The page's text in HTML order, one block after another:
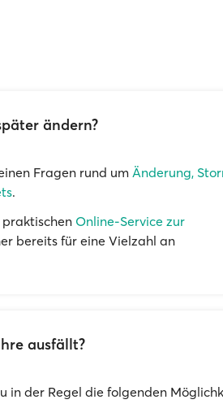
ändern?
Fragen rund um Änderung,
.
praktischen Online-Service zur
bereits für eine Vielzahl an
ausfällt?
in der Regel die folgenden